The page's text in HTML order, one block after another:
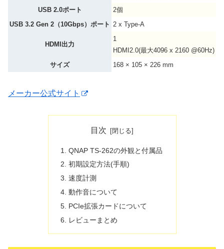
USB 2.0ポート
2個
USB 3.2 Gen 2（10Gbps）ポート 2 x Type-A
HDMI出力
1
HDMI2.0(最大4096 x 2160 @60Hz)
サイズ
168 × 105 × 226 mm
メーカー公式サイト
目次
QNAP TS-262の外観と付属品
初期設定方法(手順)
速度計測
動作音について
PCIe拡張カードについて
レビューまとめ